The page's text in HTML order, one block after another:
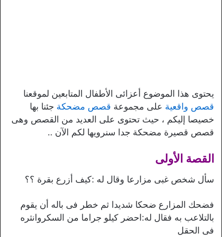
يحتوى هذا الموضوع أعزائى الأطفال المتابعين لموقعنا
قصص واقعية على مجموعة قصص مضحكة جئنا بها
خصيصا إليكم ، حيث تحتوى على العديد من القصص وهى
قصص قصيرة مضحكة جدا سنرويها لكم الآن ..
القصة الأولى
سأل شخص غبى مزارعا وقال له :كيف أزرع بقرة ؟؟
فضحك المزارع ضحكا شديدا ثم خطر فى باله أن يقوم
بالتلاعب به فقال له:احضر كيلو جراما من السكروانثره
فى الحقل